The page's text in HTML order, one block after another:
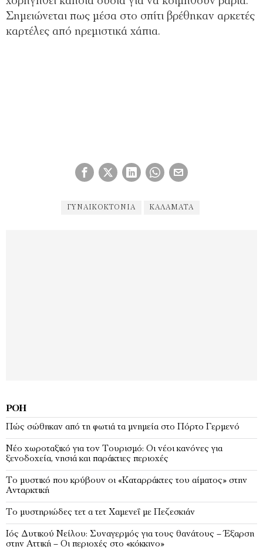
Σημειώνεται πως μέσα στο σπίτι βρέθηκαν αρκετές
καρτέλες από ηρεμιστικά χάπια.
ΓΥΝΑΙΚΟΚΤΟΝΊΑ ΚΑΛΑΜΆΤΑ
ΡΟΉ
Πώς σώθηκαν από τη φωτιά τα μνημεία στο Πόρτο Γερμενό
Νέο χωροταξικό για τον Τουρισμό: Οι νέοι κανόνες για
ξενοδοχεία, νησιά και παράκτιες περιοχές
Το μυστικό που κρύβουν οι «Καταρράκτες του αίματος» στην
Ανταρκτική
Το μυστηριώδες τετ α τετ Χαμενεΐ με Πεζεσκιάν
Ιός Δυτικού Νείλου: Συναγερμός για τους θανάτους – Έξαρση
στην Αττική – Οι περιοχές στο «κόκκινο»